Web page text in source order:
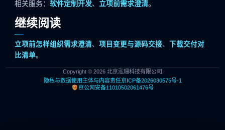
相关服务： 软件定制开发、 立项前需求澄清。
继续阅读
立项前怎样组织需求澄清、 项目变更与源码交接、 下载交付对
比清单。
Copyright © 2026 北京泓珊科技有限公司
隐私与数据使用 主体与内容责任京ICP备2026030575号-1
京公网安备11010502061476号